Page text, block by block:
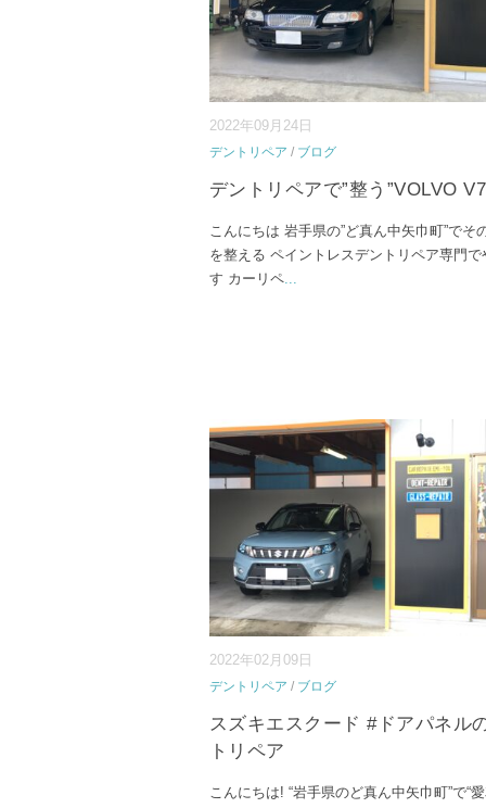
2022年09月24日
デントリペア / ブログ
デントリペアで”整う”VOLVO
こんにちは 岩手県の”ど真ん中矢巾町”でそ
を整える ペイントレスデントリペア専門で
す カーリペ...
2022年02月09日
デントリペア / ブログ
スズキエスクード #ドアパネル
トリペア
こんにちは! “岩手県のど真ん中矢巾町”で“